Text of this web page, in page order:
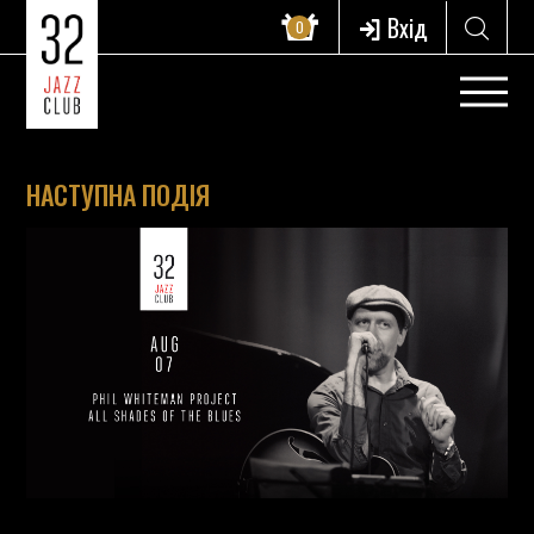
0 Вхід
НАСТУПНА ПОДІЯ